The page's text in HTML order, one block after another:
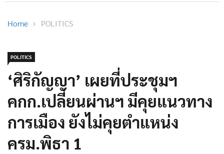
Home POLITICS
POLITICS
‘ศิริกัญญา’ เผยที่ประชุมฯ
คกก.เปลี่ยนผ่านฯ มีคุยแนวทาง
การเมือง ยังไม่คุยตำแหน่ง
ครม.พิธา 1